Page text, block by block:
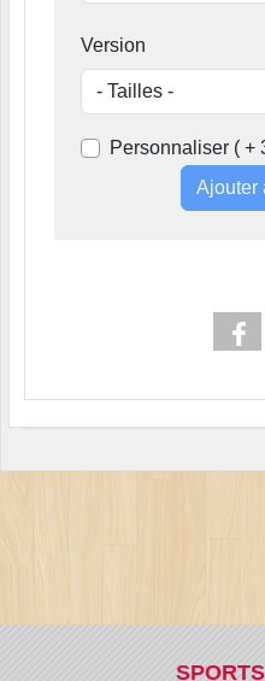
Version
Personnaliser ( +
Ajouter
SPORTS